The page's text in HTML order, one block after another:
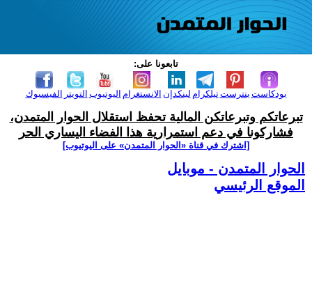
تابعونا على:
الفيسبوك التويتر اليوتيوب الانستغرام لينكدإن تيلكرامبنترست بودكاست
تبرعاتكم وتبرعاتكن المالية تحفظ استقلال الحوار المتمدن،
فشاركونا في دعم استمرارية هذا الفضاء اليساري الحر
[اشترك في قناة ‫«الحوار المتمدن» على اليوتيوب]
الحوار المتمدن - موبايل
الموقع الرئيسي